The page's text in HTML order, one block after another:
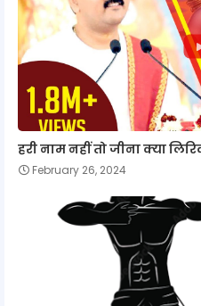
हरी नाम नहीं तो जीना क्या
February 26, 2024